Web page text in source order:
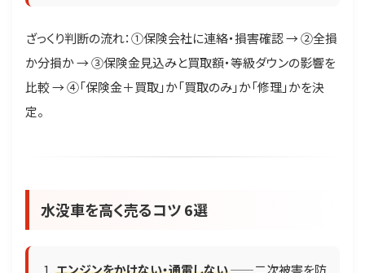
ざっくり判断の流れ：①保険会社に連絡・損害確認 → ②全損
か分損か → ③保険金見込みと買取額・等級ダウンの影響を
比較 → ④「保険金＋買取」か「買取のみ」か「修理」かを決
定。
水没車を高く売るコツ 6選